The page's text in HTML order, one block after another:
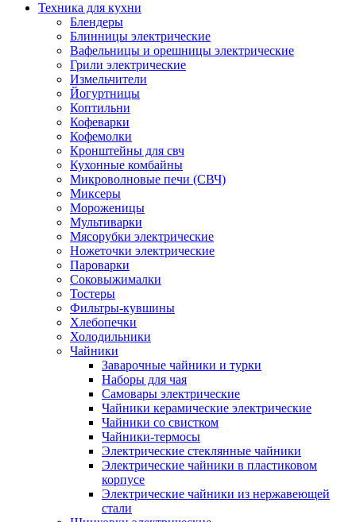
Техника для кухни
Блендеры
Блинницы электрические
Вафельницы и орешницы электрические
Грили электрические
Измельчители
Йогуртницы
Коптильни
Кофеварки
Кофемолки
Кронштейны для свч
Кухонные комбайны
Микроволновые печи (СВЧ)
Миксеры
Мороженицы
Мультиварки
Мясорубки электрические
Ножеточки электрические
Пароварки
Соковыжималки
Тостеры
Фильтры-кувшины
Хлебопечки
Холодильники
Чайники
Заварочные чайники и турки
Наборы для чая
Самовары электрические
Чайники керамические электрические
Чайники со свистком
Чайники-термосы
Электрические стеклянные чайники
Электрические чайники в пластиковом
корпусе
Электрические чайники из нержавеющей
стали